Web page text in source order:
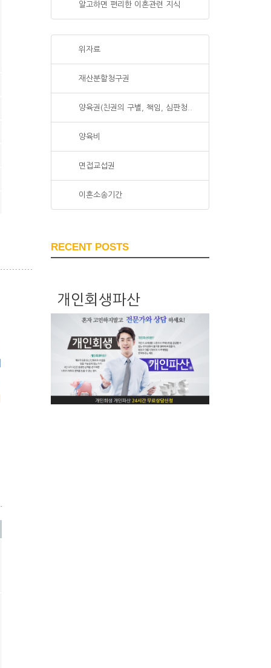
알고하면 편리한 이혼관련 지식
위자료
재산분할청구권
양육권(친권의 구별, 책임, 심판청..
양육비
면접교섭권
이혼소송기간
RECENT POSTS
개인회생파산